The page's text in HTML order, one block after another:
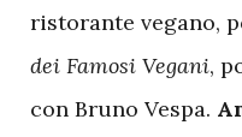
ristorante vegano,
dei Famosi Vegani,
con Bruno Vespa.